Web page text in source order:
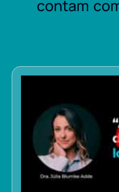
contam